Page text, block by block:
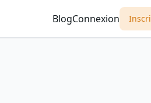
BlogConnexion